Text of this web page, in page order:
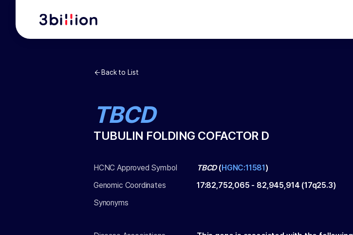
Back to List
TBCD
TUBULIN FOLDING COFACTOR D
HCNC Approved Symbol TBCD(HGNC:11581)
Genomic Coordinates
17:82,752,065 - 82,945,914 (17q25.3)
Synonyms